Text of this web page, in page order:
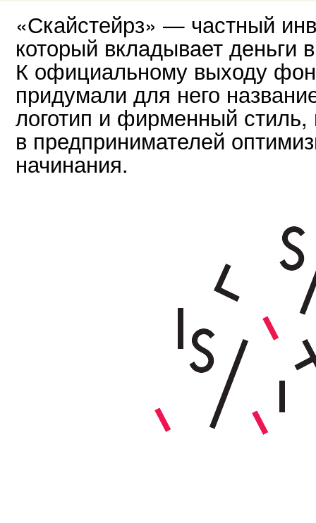
«Скайстейрз» — частный
который вкладывает деньги
К официальному выходу
придумали для него
логотип и фирменный
в предпринимателей
начинания.